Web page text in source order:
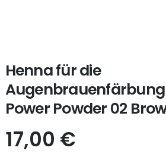
Henna für die
Augenbrauenfärbung
Power Powder 02
17,00 €